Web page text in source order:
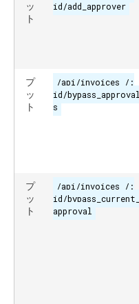
ッ
ト
id/add_approver
プ
ッ
ト
/api/invoices /:
id/bypass_approval
s
プ
ッ
ト
/api/invoices /:
id/bypass_current_
approval